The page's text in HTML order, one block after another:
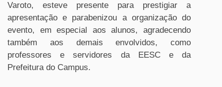
Varoto, esteve presente para prestigiar a
apresentação e parabenizou a organização do
evento, em especial aos alunos, agradecendo
também aos demais envolvidos, como
professores e servidores da EESC e da
Prefeitura do Campus.